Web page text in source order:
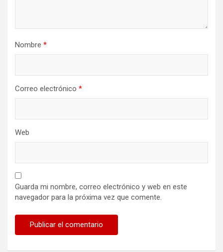
Nombre *
Correo electrónico *
Web
Guarda mi nombre, correo electrónico y web en este
navegador para la próxima vez que comente.